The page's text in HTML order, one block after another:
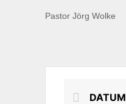
Pastor Jörg Wolke
DATUM